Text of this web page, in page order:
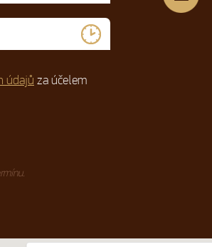
údajů za účelem